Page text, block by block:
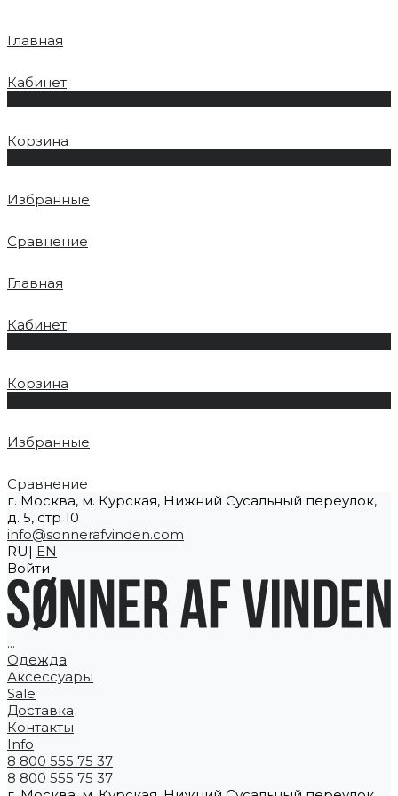
Главная
Кабинет
Корзина
Избранные
Сравнение
Главная
Кабинет
Корзина
Избранные
Сравнение
г. Москва, м. Курская, Нижний Сусальный переулок,
д. 5, стр 10
info@sonnerafvinden.com
RU| EN
Войти
...
Одежда
Аксессуары
Sale
Доставка
Контакты
Info
8 800 555 75 37
8 800 555 75 37